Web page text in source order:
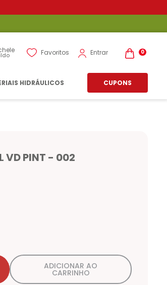
Favoritos Entrar 0
HIDRÁULICOS CUPONS
VD PINT - 002
ADICIONAR AO
CARRINHO